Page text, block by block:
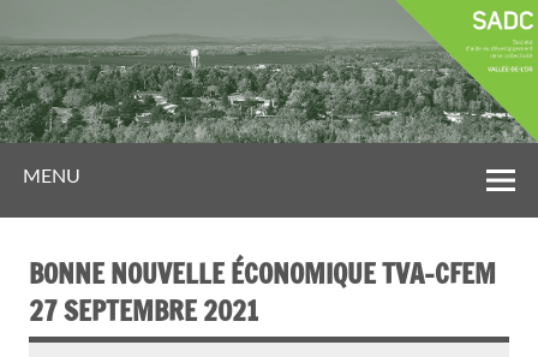
MENU
BONNE NOUVELLE ÉCONOMIQUE TVA-CFEM
27 SEPTEMBRE 2021